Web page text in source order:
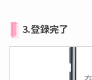
3.登録完了